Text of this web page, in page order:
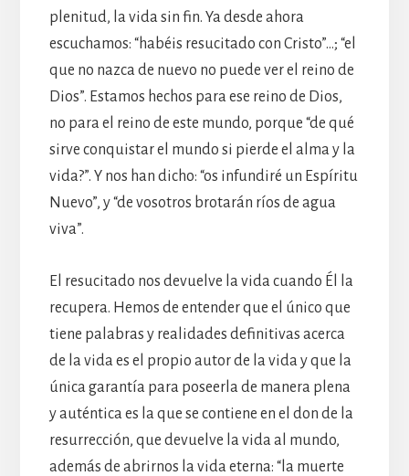
plenitud, la vida sin fin. Ya desde ahora
escuchamos: “habéis resucitado con Cristo”…; “el
que no nazca de nuevo no puede ver el reino de
Dios”. Estamos hechos para ese reino de Dios,
no para el reino de este mundo, porque “de qué
sirve conquistar el mundo si pierde el alma y la
vida?”. Y nos han dicho: “os infundiré un Espíritu
Nuevo”, y “de vosotros brotarán ríos de agua
viva”.
El resucitado nos devuelve la vida cuando Él la
recupera. Hemos de entender que el único que
tiene palabras y realidades definitivas acerca
de la vida es el propio autor de la vida y que la
única garantía para poseerla de manera plena
y auténtica es la que se contiene en el don de la
resurrección, que devuelve la vida al mundo,
además de abrirnos la vida eterna: “la muerte